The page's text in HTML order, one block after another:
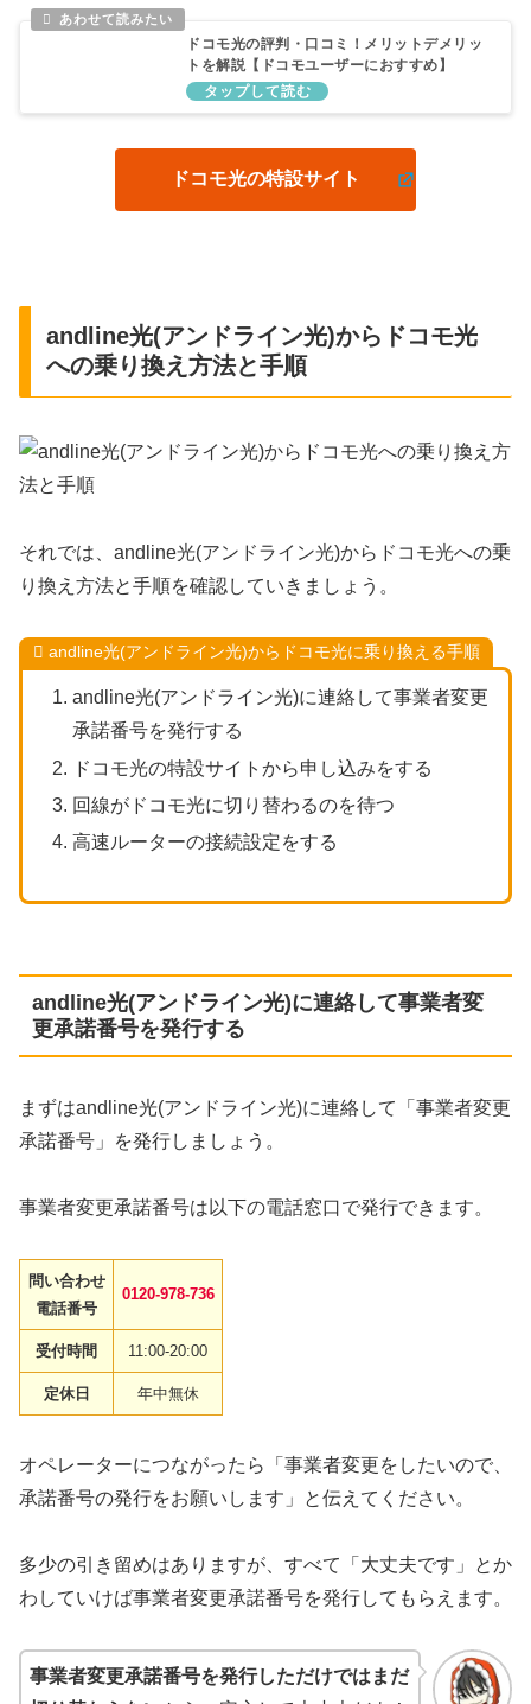
ドコモ光の評判・口コミ！メリットデメリッ
トを解説【ドコモユーザーにおすすめ】
ドコモ光の特設サイト
andline光(アンドライン光)からドコモ光
への乗り換え方法と手順
それでは、andline光(アンドライン光)からドコモ光への乗
り換え方法と手順を確認していきましょう。
andline光(アンドライン光)からドコモ光に乗り換える手順
andline光(アンドライン光)に連絡して事業者変更
承諾番号を発行する
ドコモ光の特設サイトから申し込みをする
回線がドコモ光に切り替わるのを待つ
高速ルーターの接続設定をする
andline光(アンドライン光)に連絡して事業者変
更承諾番号を発行する
まずはandline光(アンドライン光)に連絡して「事業者変更
承諾番号」を発行しましょう。
事業者変更承諾番号は以下の電話窓口で発行できます。
問い合わせ
電話番号
0120-978-736
受付時間 11:00-20:00
定休日 年中無休
オペレーターにつながったら「事業者変更をしたいので、
承諾番号の発行をお願いします」と伝えてください。
多少の引き留めはありますが、すべて「大丈夫です」とか
わしていけば事業者変更承諾番号を発行してもらえます。
事業者変更承諾番号を発行しただけではまだ